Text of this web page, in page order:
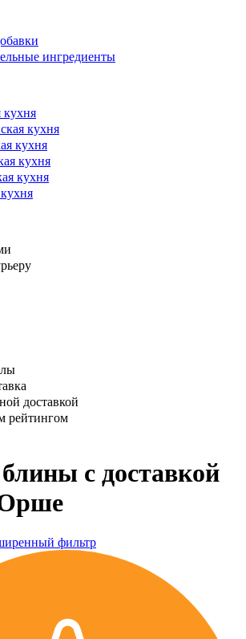
ингредиенты
кухня
кухня
кухня
кухня
кухня
доставкой
рейтингом
с доставкой
фильтр